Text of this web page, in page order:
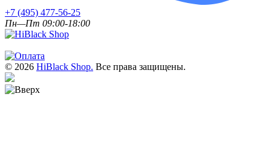
+7 (495) 477-56-25
Пн—Пт 09:00-18:00
© 2026 HiBlack Shop. Все права защищены.